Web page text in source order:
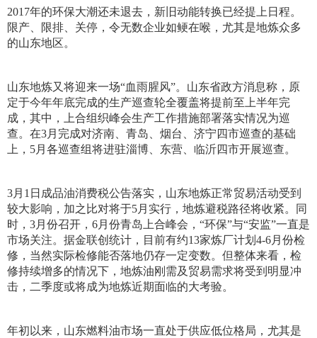
2017年的环保大潮还未退去，新旧动能转换已经提上日程。
限产、限排、关停，令无数企业如鲠在喉，尤其是地炼众多
的山东地区。
山东地炼又将迎来一场“血雨腥风”。山东省政方消息称，原
定于今年年底完成的生产巡查轮全覆盖将提前至上半年完
成，其中，上合组织峰会生产工作措施部署落实情况为巡
查。在3月完成对济南、青岛、烟台、济宁四市巡查的基础
上，5月各巡查组将进驻淄博、东营、临沂四市开展巡查。
3月1日成品油消费税公告落实，山东地炼正常贸易活动受到
较大影响，加之比对将于5月实行，地炼避税路径将收紧。同
时，3月份召开，6月份青岛上合峰会，“环保”与“安监”一直是
市场关注。据金联创统计，目前有约13家炼厂计划4-6月份检
修，当然实际检修能否落地仍存一定变数。但整体来看，检
修持续增多的情况下，地炼油刚需及贸易需求将受到明显冲
击，二季度或将成为地炼近期面临的大考验。
年初以来，山东燃料油市场一直处于供应低位格局，尤其是